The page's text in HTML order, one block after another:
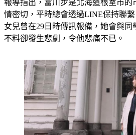
報導指出，富川步是北海道根室市的
情密切，平時總會透過LINE保持聯
女兒曾在29日時傳訊報備，她會與同
不料卻發生悲劇，令他悲痛不已。